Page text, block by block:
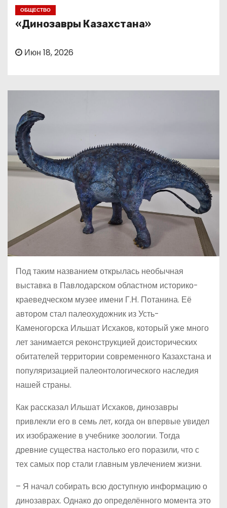
ОБЩЕСТВО
«Динозавры Казахстана»
Июн 18, 2026
Под таким названием открылась необычная
выставка в Павлодарском областном историко-
краеведческом музее имени Г.Н. Потанина. Её
автором стал палеохудожник из Усть-
Каменогорска Ильшат Исхаков, который уже много
лет занимается реконструкцией доисторических
обитателей территории современного Казахстана и
популяризацией палеонтологического наследия
нашей страны.
Как рассказал Ильшат Исхаков, динозавры
привлекли его в семь лет, когда он впервые увидел
их изображение в учебнике зоологии. Тогда
древние существа настолько его поразили, что с
тех самых пор стали главным увлечением жизни.
– Я начал собирать всю доступную информацию о
динозаврах. Однако до определённого момента это